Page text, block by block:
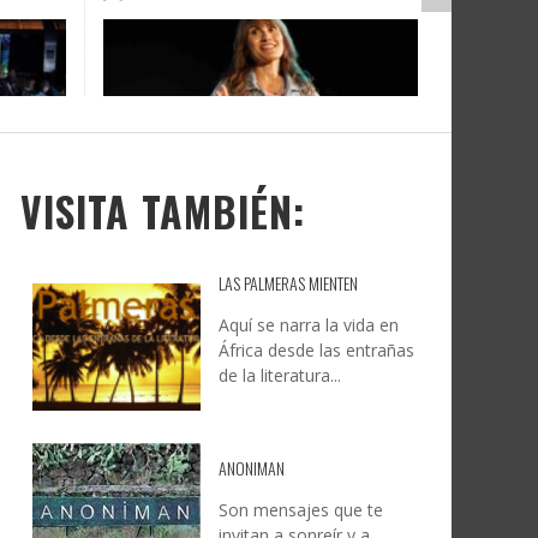
A
Y
DOCANARIAS CONVOCA A
INSTITUCIONES A REFLEXIONAR
SOBRE LA INTERNACIONALIZACIÓN
DEL CINE DE REALIDAD
JESÚS RODRÍGUEZ FALCÓN:
NATURALEZA, CAMINO Y
FOTOGRAFÍA
LEONCIO GONZÁLEZ, 9 JUNIO, 2026
VISITA TAMBIÉN:
LAS PALMERAS MIENTEN
Aquí se narra la vida en
África desde las entrañas
de la literatura...
ANONIMAN
Son mensajes que te